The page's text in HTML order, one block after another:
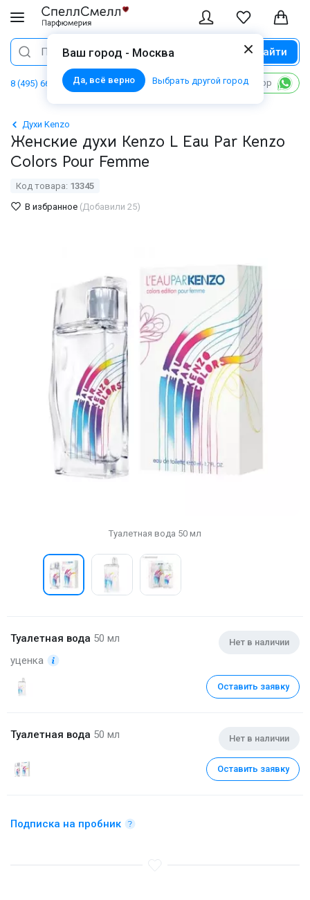
Ваш город - Москва
Да, всё верно Выбрать другой город
Поиск Найти
8 (495) 668 06 02 Написать в WhatsApp
Духи Kenzo
Женские духи Kenzo L Eau Par Kenzo
Colors Pour Femme
Код товара: 13345
В избранное (Добавили 25)
Туалетная вода 50 мл
Туалетная вода 50 мл
уценка
Нет в наличии
Оставить заявку
Туалетная вода 50 мл Нет в наличии
Оставить заявку
Подписка на пробник